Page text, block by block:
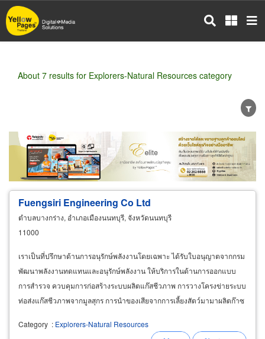
Skip
to
main
About 7 results for Explorers-Natural Resources category
Wholesale Retail Manufacturer
Dealer
Exporter/Importer
Service Business
Fuengsiri Engineering Co Ltd
ตำบลบางกร่าง, อำเภอเมืองนนทบุรี, จังหวัดนนทบุรี
11000
เราเป็นที่ปรึกษาด้านการอนุรักษ์พลังงานโดยเฉพาะ ได้รับใบอนุญาตจากกรม
พัฒนาพลังงานทดแทนและอนุรักษ์พลังงาน ให้บริการในด้านการออกแบบ
การสำรวจ ควบคุมการก่อสร้างระบบผลิตแก๊สชีวภาพ การวางโครงข่ายระบบ
ท่อส่งแก๊สชีวภาพจากมูลสุกร การนำของเสียจากการเลี้ยงสัตว์มามาผลิตก๊าซ
ได้ไปใช้ประโยชน์
Category : Explorers-Natural Resources